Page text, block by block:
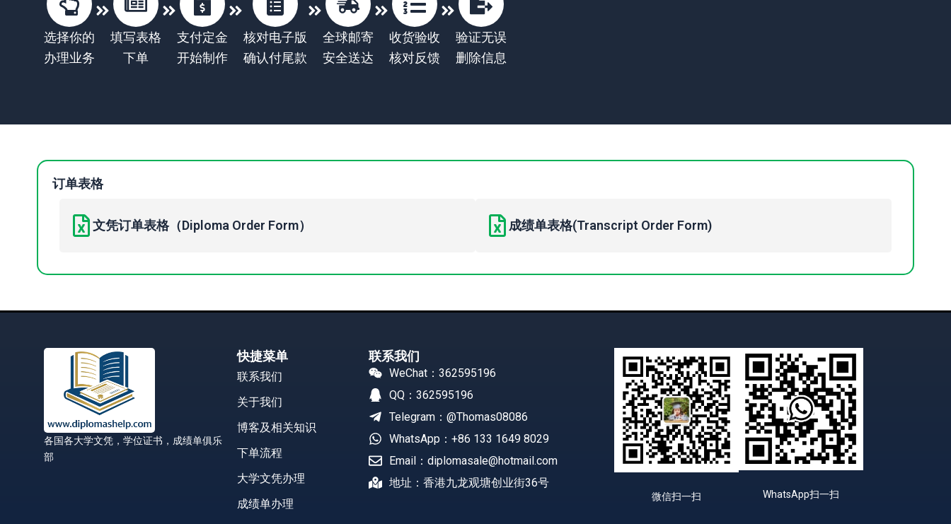
选择你的
办理业务
填写表格
下单
支付定金
开始制作
核对电子版
确认付尾款
全球邮寄
安全送达
收货验收
核对反馈
验证无误
删除信息
订单表格
文凭订单表格（Diploma Order Form） 成绩单表格(Transcript Order Form)
各国各大学文凭，学位证书，成绩单俱乐
部
快捷菜单
联系我们
关于我们
博客及相关知识
下单流程
大学文凭办理
成绩单办理
联系我们
WeChat：362595196
QQ：362595196
Telegram：@Thomas08086
WhatsApp：+86 133 1649 8029
Email：diplomasale@hotmail.com
地址：香港九龙观塘创业街36号
微信扫一扫 WhatsApp扫一扫